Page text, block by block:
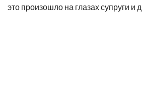
это произошло на глазах супруги и